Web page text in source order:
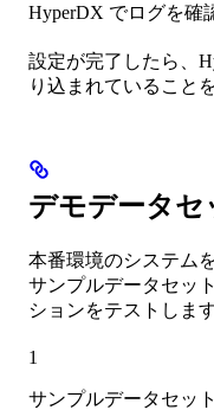
HyperDX でログを確
設定が完了したら、
り込まれていること
デモデータセ
本番環境のシステム
サンプルデータセッ
ションをテストします
1
サンプルデータセッ